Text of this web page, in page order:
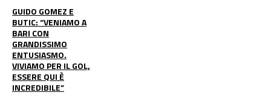
GUIDO GOMEZ E
BUTIC: “VENIAMO A
BARI CON
GRANDISSIMO
ENTUSIASMO.
VIVIAMO PER IL GOL,
ESSERE QUI È
INCREDIBILE”